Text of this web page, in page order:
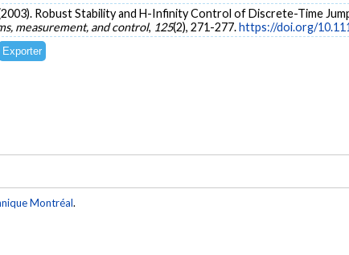
(2003). Robust Stability and H-Infinity Control of Discrete-Time
measurement, and control, 125(2), 271-277.https://doi.org/
Montréal.